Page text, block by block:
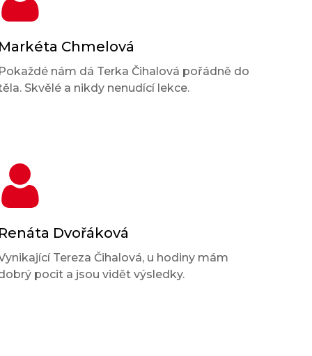
Chmelová
nám dá Terka Čihalová pořádně do
Skvělé a nikdy nenudící lekce.
Dvořáková
Tereza Čihalová, u hodiny mám
pocit a jsou vidět výsledky.